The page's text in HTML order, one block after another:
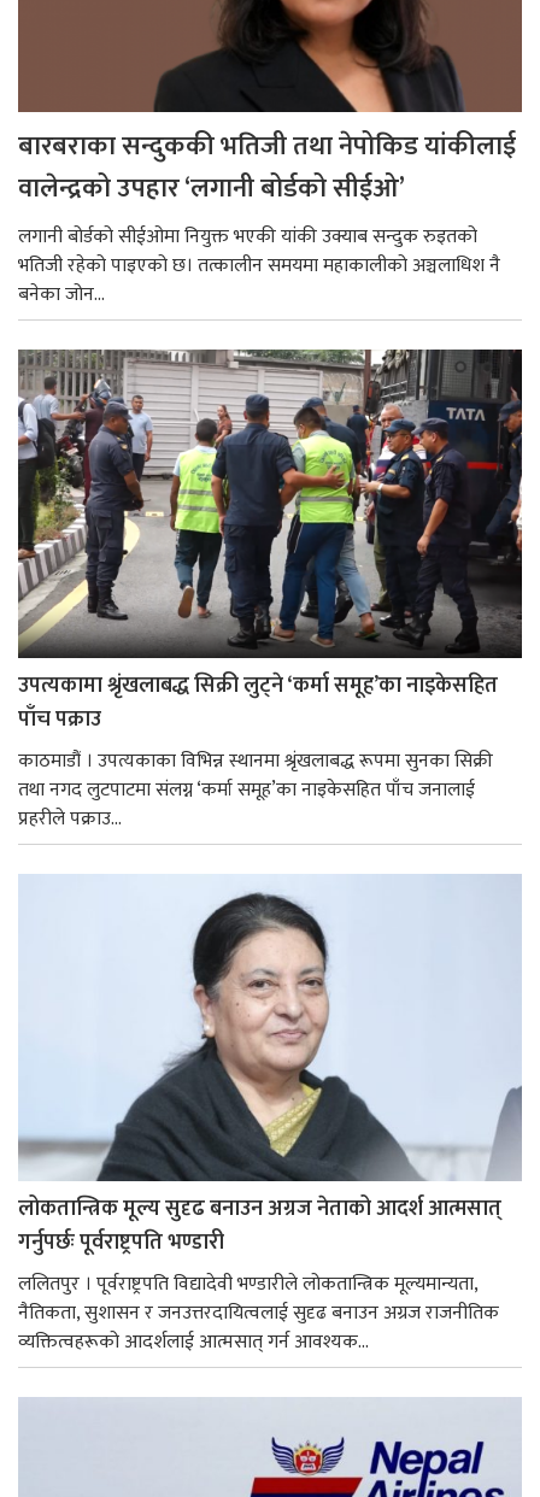
बारबराका सन्दुककी भतिजी तथा नेपोकिड यांकीलाई
वालेन्द्रको उपहार ‘लगानी बोर्डको सीईओ’
लगानी बोर्डको सीईओमा नियुक्त भएकी यांकी उक्याब सन्दुक रुइतको
भतिजी रहेको पाइएको छ। तत्कालीन समयमा महाकालीको अञ्चलाधिश नै
बनेका जोन...
उपत्यकामा श्रृंखलाबद्ध सिक्री लुट्ने ‘कर्मा समूह’का नाइकेसहित
पाँच पक्राउ
काठमाडौं । उपत्यकाका विभिन्न स्थानमा श्रृंखलाबद्ध रूपमा सुनका सिक्री
तथा नगद लुटपाटमा संलग्न ‘कर्मा समूह’का नाइकेसहित पाँच जनालाई
प्रहरीले पक्राउ...
लोकतान्त्रिक मूल्य सुदृढ बनाउन अग्रज नेताको आदर्श आत्मसात्
गर्नुपर्छः पूर्वराष्ट्रपति भण्डारी
ललितपुर । पूर्वराष्ट्रपति विद्यादेवी भण्डारीले लोकतान्त्रिक मूल्यमान्यता,
नैतिकता, सुशासन र जनउत्तरदायित्वलाई सुदृढ बनाउन अग्रज राजनीतिक
व्यक्तित्वहरूको आदर्शलाई आत्मसात् गर्न आवश्यक...